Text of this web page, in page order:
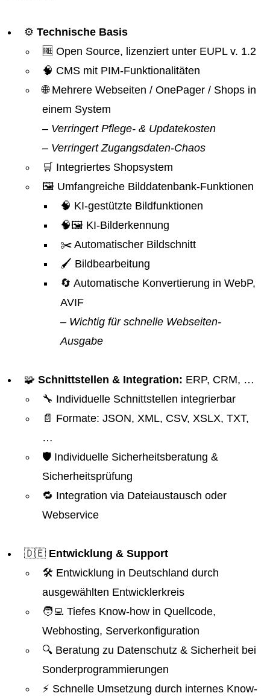
⚙️ Technische Basis
🆓 Open Source, lizenziert unter EUPL v. 1.2
🧠 CMS mit PIM-Funktionalitäten
🌐 Mehrere Webseiten / OnePager / Shops in
einem System
– Verringert Pflege- & Updatekosten
– Verringert Zugangsdaten-Chaos
🛒 Integriertes Shopsystem
🖼️ Umfangreiche Bilddatenbank-Funktionen
🧠 KI-gestützte Bildfunktionen
🧠🖼️ KI-Bilderkennung
✂️ Automatischer Bildschnitt
🖌️ Bildbearbeitung
🔄 Automatische Konvertierung in WebP,
AVIF
– Wichtig für schnelle Webseiten-
Ausgabe
🧩 Schnittstellen & Integration: ERP, CRM, …
🔧 Individuelle Schnittstellen integrierbar
📄 Formate: JSON, XML, CSV, XSLX, TXT,
…
🛡️ Individuelle Sicherheitsberatung &
Sicherheitsprüfung
🔁 Integration via Dateiaustausch oder
Webservice
🇩🇪 Entwicklung & Support
🛠️ Entwicklung in Deutschland durch
ausgewählten Entwicklerkreis
🧑‍💻 Tiefes Know-how in Quellcode,
Webhosting, Serverkonfiguration
🔍 Beratung zu Datenschutz & Sicherheit bei
Sonderprogrammierungen
⚡ Schnelle Umsetzung durch internes Know-